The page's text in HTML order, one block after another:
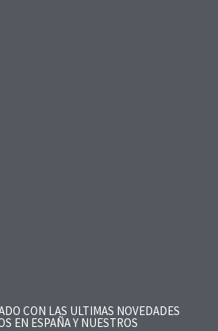
CON LAS ULTIMAS NOVEDADES
EN ESPAÑA Y NUESTROS